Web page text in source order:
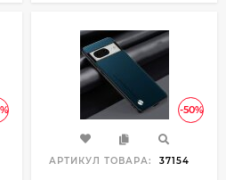
-50%
АРТИКУЛ ТОВАРА: 37154